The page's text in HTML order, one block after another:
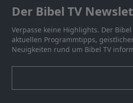
Der Bibel TV
Verpasse keine Highlights. Der
aktuellen Programmtipps,
Neuigkeiten rund um Bibel TV